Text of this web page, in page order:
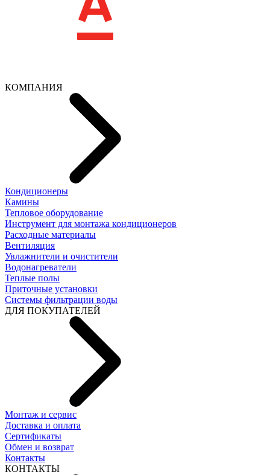
КОМПАНИЯ
Кондиционеры
Камины
Тепловое оборудование
Инструмент для монтажа кондиционеров
Расходные материалы
Вентиляция
Увлажнители и очистители
Водонагреватели
Теплые полы
Приточные установки
Системы фильтрации воды
ДЛЯ ПОКУПАТЕЛЕЙ
Монтаж и сервис
Доставка и оплата
Сертификаты
Обмен и возврат
Контакты
КОНТАКТЫ